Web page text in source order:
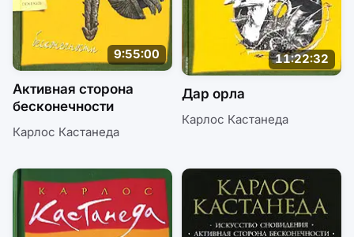
9:55:00
Активная сторона
бесконечности
Карлос Кастанеда
11:22:32
Дар орла
Карлос Кастанеда